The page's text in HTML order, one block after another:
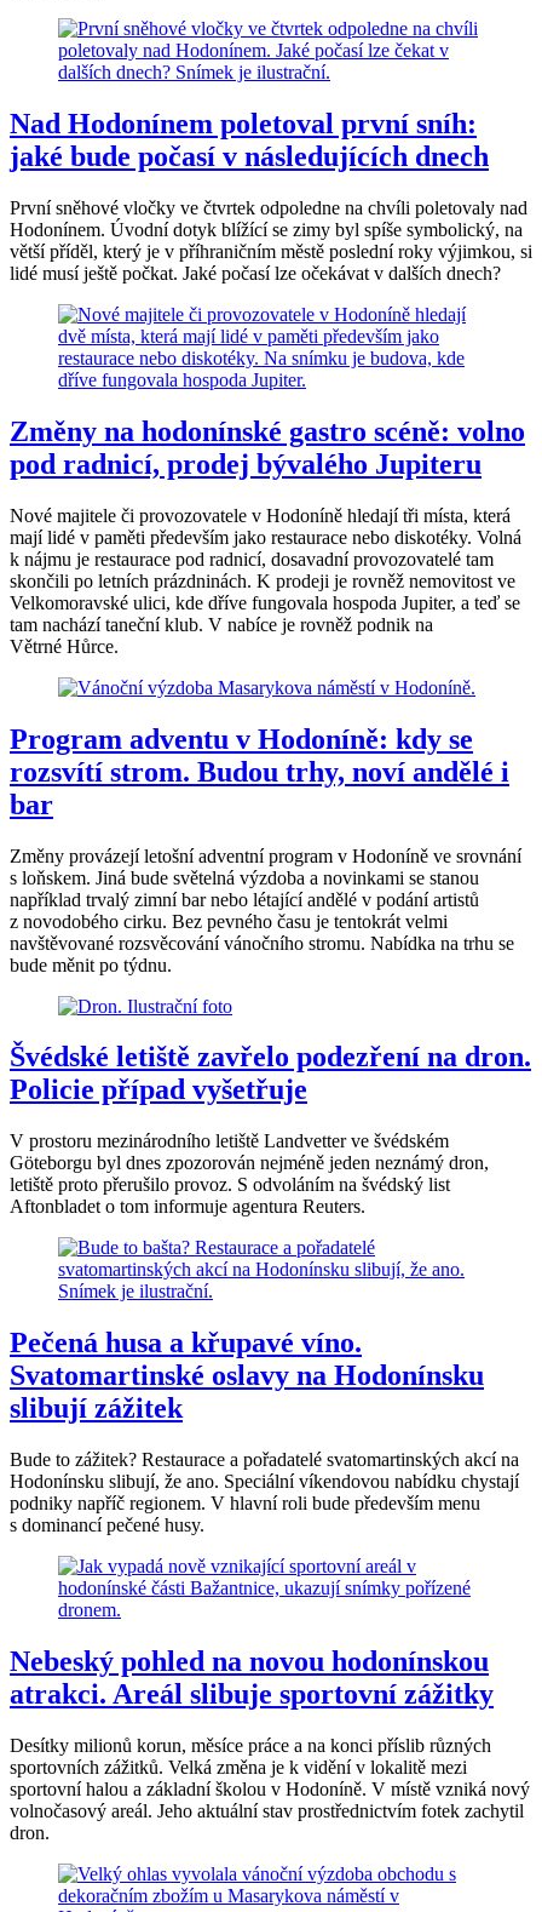
Nad Hodonínem poletoval první sníh:
jaké bude počasí v následujících dnech
První sněhové vločky ve čtvrtek odpoledne na chvíli poletovaly nad
Hodonínem. Úvodní dotyk blížící se zimy byl spíše symbolický, na
větší příděl, který je v příhraničním městě poslední roky výjimkou, si
lidé musí ještě počkat. Jaké počasí lze očekávat v dalších dnech?
Změny na hodonínské gastro scéně: volno
pod radnicí, prodej bývalého Jupiteru
Nové majitele či provozovatele v Hodoníně hledají tři místa, která
mají lidé v paměti především jako restaurace nebo diskotéky. Volná
k nájmu je restaurace pod radnicí, dosavadní provozovatelé tam
skončili po letních prázdninách. K prodeji je rovněž nemovitost ve
Velkomoravské ulici, kde dříve fungovala hospoda Jupiter, a teď se
tam nachází taneční klub. V nabíce je rovněž podnik na
Větrné Hůrce.
Program adventu v Hodoníně: kdy se
rozsvítí strom. Budou trhy, noví andělé i
bar
Změny provázejí letošní adventní program v Hodoníně ve srovnání
s loňskem. Jiná bude světelná výzdoba a novinkami se stanou
například trvalý zimní bar nebo létající andělé v podání artistů
z novodobého cirku. Bez pevného času je tentokrát velmi
navštěvované rozsvěcování vánočního stromu. Nabídka na trhu se
bude měnit po týdnu.
Švédské letiště zavřelo podezření na dron.
Policie případ vyšetřuje
V prostoru mezinárodního letiště Landvetter ve švédském
Göteborgu byl dnes zpozorován nejméně jeden neznámý dron,
letiště proto přerušilo provoz. S odvoláním na švédský list
Aftonbladet o tom informuje agentura Reuters.
Pečená husa a křupavé víno.
Svatomartinské oslavy na Hodonínsku
slibují zážitek
Bude to zážitek? Restaurace a pořadatelé svatomartinských akcí na
Hodonínsku slibují, že ano. Speciální víkendovou nabídku chystají
podniky napříč regionem. V hlavní roli bude především menu
s dominancí pečené husy.
Nebeský pohled na novou hodonínskou
atrakci. Areál slibuje sportovní zážitky
Desítky milionů korun, měsíce práce a na konci příslib různých
sportovních zážitků. Velká změna je k vidění v lokalitě mezi
sportovní halou a základní školou v Hodoníně. V místě vzniká nový
volnočasový areál. Jeho aktuální stav prostřednictvím fotek zachytil
dron.